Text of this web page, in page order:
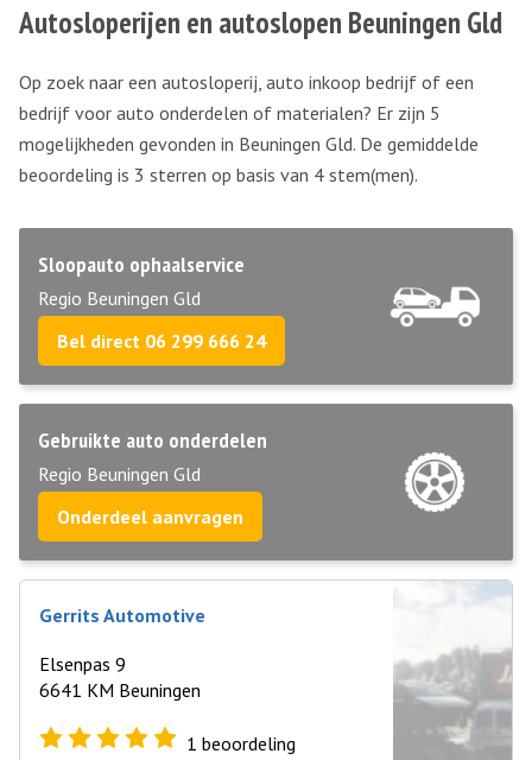
Autosloperijen en autoslopen Beuningen Gld
Op zoek naar een autosloperij, auto inkoop bedrijf of een
bedrijf voor auto onderdelen of materialen? Er zijn 5
mogelijkheden gevonden in Beuningen Gld. De gemiddelde
beoordeling is 3 sterren op basis van 4 stem(men).
Sloopauto ophaalservice
Regio Beuningen Gld
Bel direct 06 299 666 24
Gebruikte auto onderdelen
Regio Beuningen Gld
Onderdeel aanvragen
Gerrits Automotive
Elsenpas 9
6641 KM Beuningen
1 beoordeling